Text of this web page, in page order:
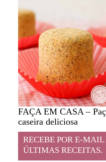
FAÇA EM CASA –
caseira deliciosa
RECEBE POR E-MAIL
ÚLTIMAS RECEITAS.